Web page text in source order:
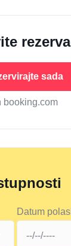
sada
booking.com
Datum